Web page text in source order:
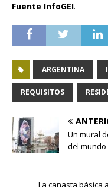
Fuente InfoGEI.
ARGENTINA
REQUISITOS
Un mural
del mundo
La canasta básica